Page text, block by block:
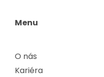
Menu
O nás
Kariéra